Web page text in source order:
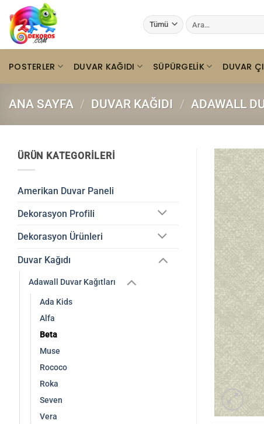
İçeriğe
atla
Ara:
POSTERLER DUVAR KAĞIDI SÜPÜRGELIK DUVAR
ANA SAYFA / DUVAR KAĞIDI / ADAWALL
ÜRÜN KATEGORILERI
Amerikan Duvar Paneli
Dekorasyon Profili
Dekorasyon Ürünleri
Duvar Kağıdı
Adawall Duvar Kağıtları
Ada Kids
Alfa
Beta
Muse
Rococo
Roka
Seven
Vera